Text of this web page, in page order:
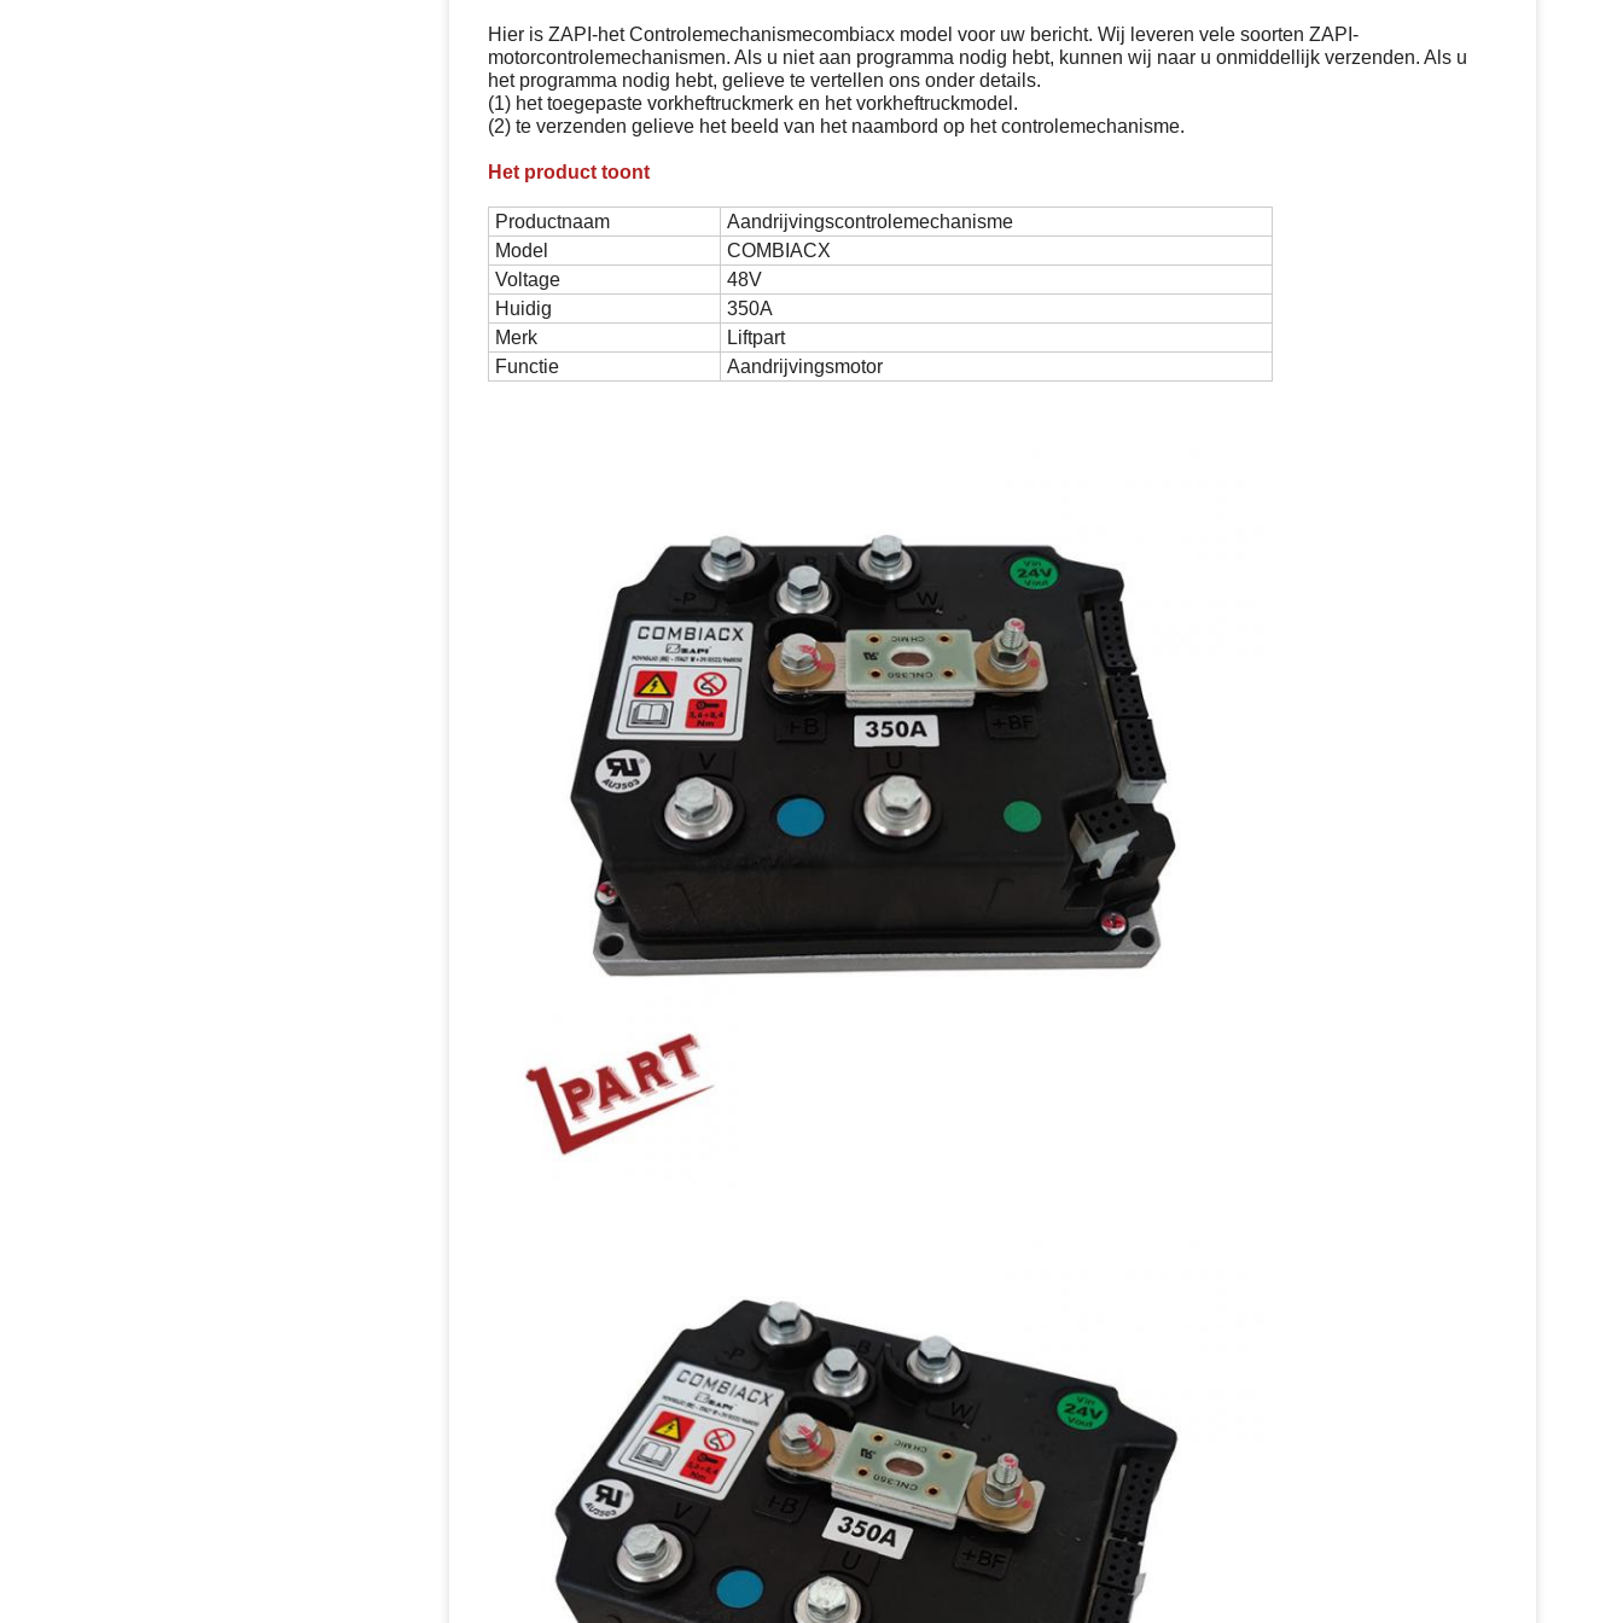
Hier is ZAPI-het Controlemechanismecombiacx model voor uw bericht. Wij leveren vele soorten ZAPI-
motorcontrolemechanismen. Als u niet aan programma nodig hebt, kunnen wij naar u onmiddellijk verzenden. Als u
het programma nodig hebt, gelieve te vertellen ons onder details.
(1) het toegepaste vorkheftruckmerk en het vorkheftruckmodel.
(2) te verzenden gelieve het beeld van het naambord op het controlemechanisme.
Het product toont
Productnaam
Aandrijvingscontrolemechanisme
Model
COMBIACX
Voltage
48V
Huidig
350A
Merk
Liftpart
Functie
Aandrijvingsmotor